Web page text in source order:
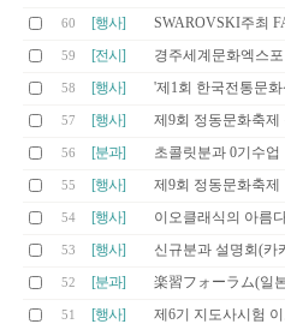
60 [행사] SWAROVSKI주최
59 [전시] 경주세계문화엑스
58 [행사] '제1회 한국전통문
57 [행사] 제9회 정동문화축제
56 [분과] 초콜릿분과 0기수업
55 [행사] 제9회 정동문화축제
54 [행사] 이오클래식의 아름
53 [행사] 신규분과 설명회(카
52 [분과] 楽習フォーラム(일
51 [행사] 제6기 지도사시험